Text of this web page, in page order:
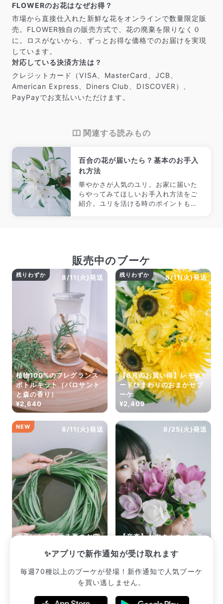
FLOWERのお花はなぜお得？
市場から直接仕入れた新鮮な花をオンラインで数量限定販
売。FLOWER独自の販売方式で、花の廃棄を限りなく０
に。ロスがないから、ずっとお得な価格でのお届けを実現
しています。
対応している決済方法は？
クレジットカード（VISA、MasterCard、JCB、
American Express、Diners Club、DISCOVER）、
PayPayでお支払いいただけます。
関連する読みもの
百合の花が届いたら？基本のお手入
れ方法
華やかさが人気のユリ。お家に届いた
らやってみてほしいお手入れ方法をご
紹介。ユリを活ける時のポイントも一
✨アプリで新作通知が受け取れます
毎週70種以上のブーケが登場！新作通知で人気ブーケ
を買い逃しません。
販売中のブーケ
8/11(火)発送
残りわずか
植物100%のフレグランス
ボトルキット（パロサント
と森の香り）
¥2,640
8/11(火)発送
残りわずか
【8月のお買い得】レモネ
ードひまわりのおまかせブ
ーケ
¥2,409
8/11(火)発送
NEW
道具いらず！香る夏のお守
8/25(火)発送
【産直】永友さんのジェラ
¥3,080
販売中のブーケ一覧へ